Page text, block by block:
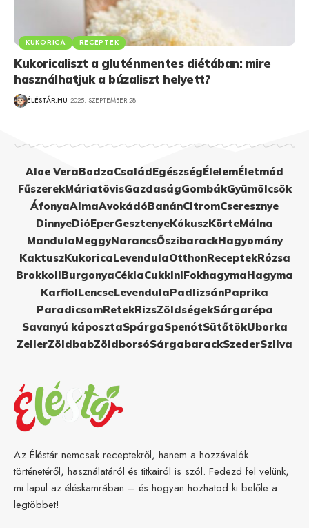
KUKORICA RECEPTEK
Kukoricaliszt a gluténmentes diétában: mire
használhatjuk a búzaliszt helyett?
ÉLÉSTÁR.HU 2025. SZEPTEMBER 28.
Aloe VeraBodzaCsaládEgészségÉlelemÉletmód
FűszerekMáriatövisGazdaságGombákGyümölcsök
ÁfonyaAlmaAvokádóBanánCitromCseresznye
DinnyeDióEperGesztenyeKókuszKörteMálna
MandulaMeggyNarancsŐszibarackHagyomány
KaktuszKukoricaLevendulaOtthonReceptekRózsa
BrokkoliBurgonyaCéklaCukkiniFokhagymaHagyma
KarfiolLencseLevendulaPadlizsánPaprika
ParadicsomRetekRizsZöldségekSárgarépa
Savanyú káposztaSpárgaSpenótSütőtökUborka
ZellerZöldbabZöldborsóSárgabarackSzederSzilva
Az Éléstár nemcsak receptekről, hanem a hozzávalók
történetéről, használatáról és titkairól is szól. Fedezd fel velünk,
mi lapul az éléskamrában – és hogyan hozhatod ki belőle a
legtöbbet!